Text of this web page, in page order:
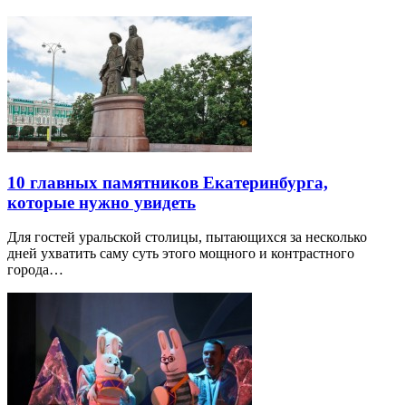
10 главных памятников Екатеринбурга,
которые нужно увидеть
Для гостей уральской столицы, пытающихся за несколько
дней ухватить саму суть этого мощного и контрастного
города…